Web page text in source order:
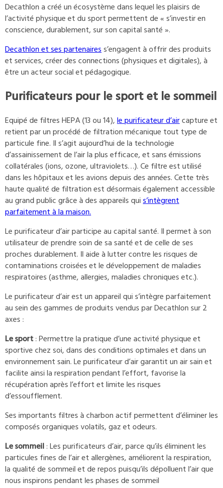
Decathlon a créé un écosystème dans lequel les plaisirs de
l’activité physique et du sport permettent de « s’investir en
conscience, durablement, sur son capital santé ».
Decathlon et ses partenairess’engagent à offrir des produits
et services, créer des connections (physiques et digitales), à
être un acteur social et pédagogique.
Purificateurs pour le sport et le sommeil
Equipé de filtres HEPA (13 ou 14),le purificateur d’aircapture et
retient par un procédé de filtration mécanique tout type de
particule fine. Il s’agit aujourd’hui de la technologie
d’assainissement de l’air la plus efficace, et sans émissions
collatérales (ions, ozone, ultraviolets…). Ce filtre est utilisé
dans les hôpitaux et les avions depuis des années. Cette très
haute qualité de filtration est désormais également accessible
au grand public grâce à des appareils quis’intègrent
parfaitement à la maison.
Le purificateur d’air participe au capital santé. Il permet à son
utilisateur de prendre soin de sa santé et de celle de ses
proches durablement. Il aide à lutter contre les risques de
contaminations croisées et le développement de maladies
respiratoires (asthme, allergies, maladies chroniques etc.).
Le purificateur d’air est un appareil qui s’intègre parfaitement
au sein des gammes de produits vendus par Decathlon sur 2
axes :
Le sport: Permettre la pratique d’une activité physique et
sportive chez soi, dans des conditions optimales et dans un
environnement sain. Le purificateur d’air garantit un air sain et
facilite ainsi la respiration pendant l’effort, favorise la
récupération après l’effort et limite les risques
d’essoufflement.
Ses importants filtres à charbon actif permettent d’éliminer les
composés organiques volatils, gaz et odeurs.
Le sommeil: Les purificateurs d’air, parce qu’ils éliminent les
particules fines de l’air et allergènes, améliorent la respiration,
la qualité de sommeil et de repos puisqu’ils dépolluent l’air que
nous inspirons pendant les phases de sommeil